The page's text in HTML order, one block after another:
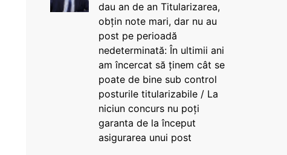
dau an de an Titularizarea,
obțin note mari, dar nu au
post pe perioadă
nedeterminată: În ultimii ani
am încercat să ținem cât se
poate de bine sub control
posturile titularizabile / La
niciun concurs nu poți
garanta de la început
asigurarea unui post